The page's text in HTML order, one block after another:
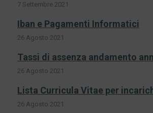
7 Settembre 2021
Iban e Pagamenti Informatici
26 Agosto 2021
Tassi di assenza andamento
26 Agosto 2021
Lista Curricula Vitae per
26 Agosto 2021